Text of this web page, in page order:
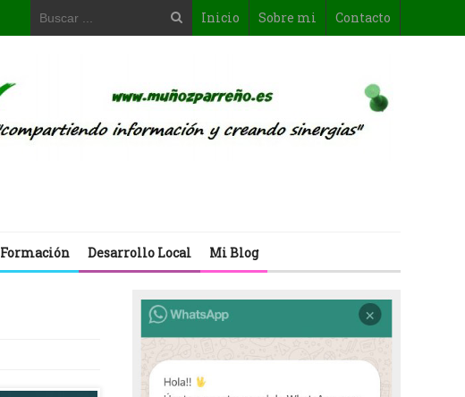
Inicio Sobre mi Contacto
Formación Desarrollo Local Mi Blog